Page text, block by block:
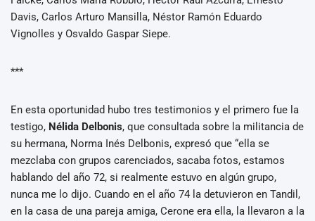
Davis, Carlos Arturo Mansilla, Néstor Ramón Eduardo
Vignolles y Osvaldo Gaspar Siepe.
***
En esta oportunidad hubo tres testimonios y el primero fue la
testigo, Nélida Delbonis, que consultada sobre la militancia de
su hermana, Norma Inés Delbonis, expresó que “ella se
mezclaba con grupos carenciados, sacaba fotos, estamos
hablando del año 72, si realmente estuvo en algún grupo,
nunca me lo dijo. Cuando en el año 74 la detuvieron en Tandil,
en la casa de una pareja amiga, Cerone era ella, la llevaron a la